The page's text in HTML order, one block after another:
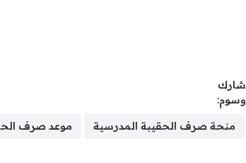
شارك
وسوم:
منحة صرف الحقيبة المدرسية موعد صرف